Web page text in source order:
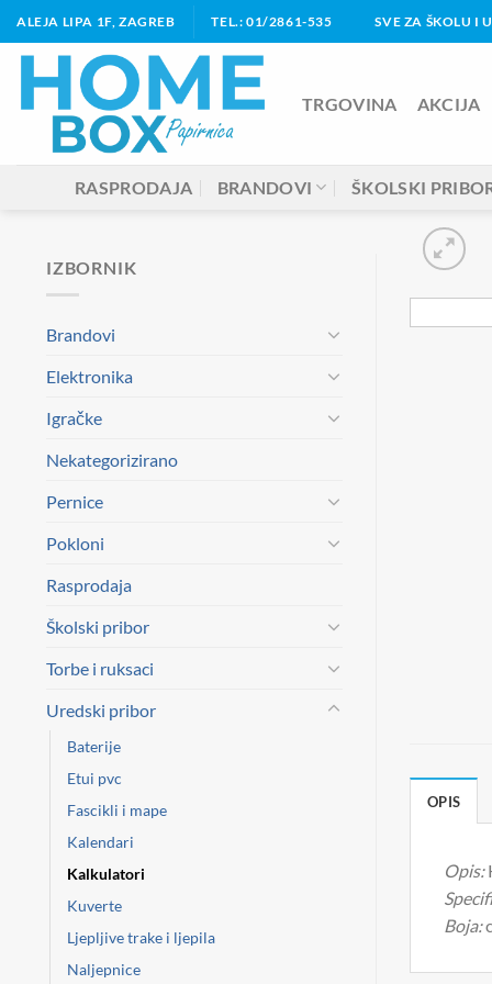
Skip
to
ALEJA LIPA 1F, ZAGREB TEL.: 01/2861-535 SVE ZA ŠKOLU I
TRGOVINA AKCIJA
RASPRODAJA BRANDOVI ŠKOLSKI
IZBORNIK
Brandovi
Elektronika
Igračke
Nekategorizirano
Pernice
Pokloni
Rasprodaja
Školski pribor
Torbe i ruksaci
Uredski pribor
Baterije
Etui pvc
Fascikli i mape
Kalendari
Kalkulatori
Kuverte
Ljepljive trake i ljepila
Naljepnice
OPIS
Opis:
Boja: